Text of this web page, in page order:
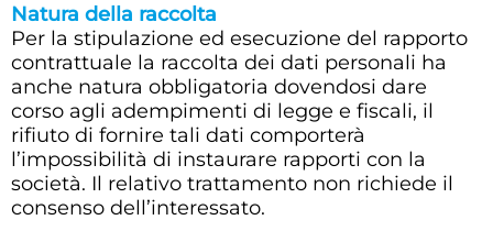
Natura della raccolta
Per la stipulazione ed esecuzione del rapporto
contrattuale la raccolta dei dati personali ha
anche natura obbligatoria dovendosi dare
corso agli adempimenti di legge e fiscali, il
rifiuto di fornire tali dati comporterà
l’impossibilità di instaurare rapporti con la
società. Il relativo trattamento non richiede il
consenso dell’interessato.